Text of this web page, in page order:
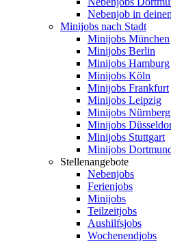
Nebenjob in
Minijobs nach Stadt
Minijobs München
Minijobs Berlin
Minijobs Hamburg
Minijobs Köln
Minijobs Frankfurt
Minijobs Leipzig
Minijobs Nürnberg
Minijobs
Minijobs Stuttgart
Minijobs
Stellenangebote
Nebenjobs
Ferienjobs
Minijobs
Teilzeitjobs
Aushilfsjobs
Wochenendjobs